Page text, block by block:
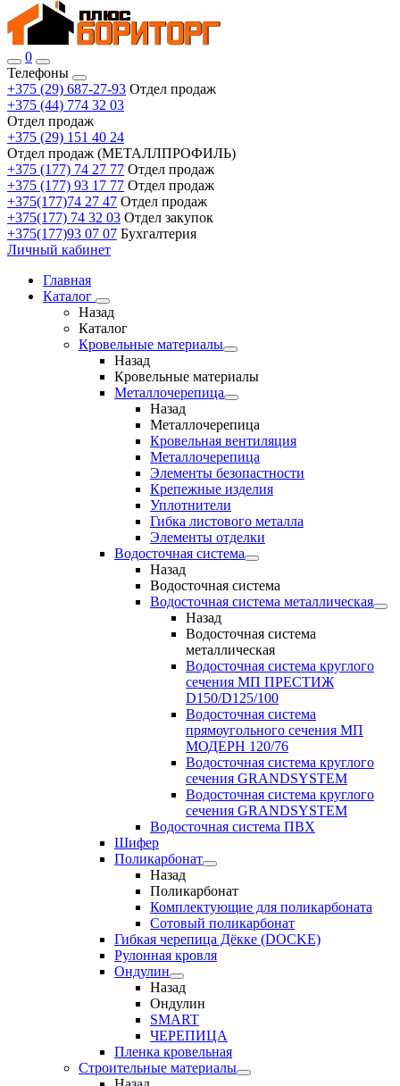
0
Телефоны
+375 (29) 687-27-93 Отдел продаж
+375 (44) 774 32 03
Отдел продаж
+375 (29) 151 40 24
Отдел продаж (МЕТАЛЛПРОФИЛЬ)
+375 (177) 74 27 77 Отдел продаж
+375 (177) 93 17 77 Отдел продаж
+375(177)74 27 47 Отдел продаж
+375(177) 74 32 03 Отдел закупок
+375(177)93 07 07 Бухгалтерия
Личный кабинет
Главная
Каталог
Назад
Каталог
Кровельные материалы
Назад
Кровельные материалы
Металлочерепица
Назад
Металлочерепица
Кровельная вентиляция
Металлочерепица
Элементы безопастности
Крепежные изделия
Уплотнители
Гибка листового металла
Элементы отделки
Водосточная система
Назад
Водосточная система
Водосточная система металлическая
Назад
Водосточная система
металлическая
Водосточная система круглого
сечения МП ПРЕСТИЖ
D150/D125/100
Водосточная система
прямоугольного сечения МП
МОДЕРН 120/76
Водосточная система круглого
сечения GRANDSYSTEM
Водосточная система круглого
сечения GRANDSYSTEM
Водосточная система ПВХ
Шифер
Поликарбонат
Назад
Поликарбонат
Комплектующие для поликарбоната
Сотовый поликарбонат
Гибкая черепица Дёкке (DOCKE)
Рулонная кровля
Ондулин
Назад
Ондулин
SMART
ЧЕРЕПИЦА
Пленка кровельная
Строительные материалы